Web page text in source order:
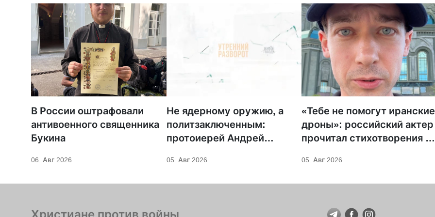
В России оштрафовали
антивоенного священника
Букина
06. Авг 2026
Не ядерному оружию, а
политзаключенным:
протоиерей Андрей
иное покровительство для
05. Авг 2026
«Тебе не помогут иранские
дроны»: российский актер
прочитал стихотворения
05. Авг 2026